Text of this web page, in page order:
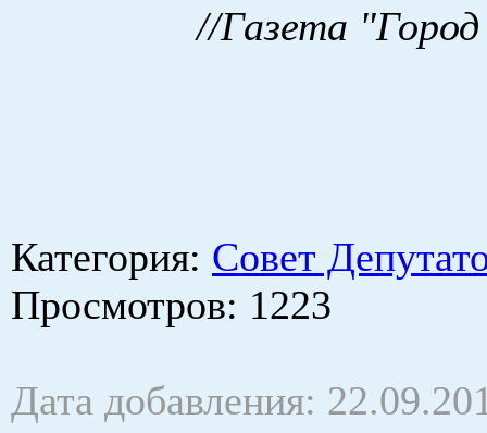
//Газета "Город
Категория: Совет
Просмотров: 1223
Дата добавления: